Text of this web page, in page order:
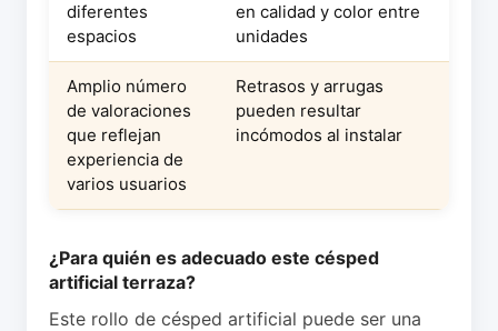
diferentes
espacios
en calidad y color entre
unidades
Amplio número
de valoraciones
que reflejan
experiencia de
varios usuarios
Retrasos y arrugas
pueden resultar
incómodos al instalar
¿Para quién es adecuado este césped
artificial terraza?
Este rollo de césped artificial puede ser una